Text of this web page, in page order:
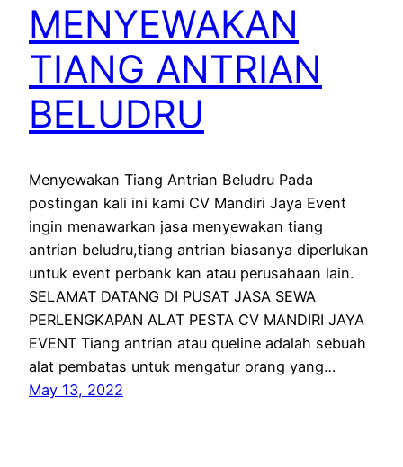
MENYEWAKAN
TIANG ANTRIAN
BELUDRU
Menyewakan Tiang Antrian Beludru Pada
postingan kali ini kami CV Mandiri Jaya Event
ingin menawarkan jasa menyewakan tiang
antrian beludru,tiang antrian biasanya diperlukan
untuk event perbank kan atau perusahaan lain.
SELAMAT DATANG DI PUSAT JASA SEWA
PERLENGKAPAN ALAT PESTA CV MANDIRI JAYA
EVENT Tiang antrian atau queline adalah sebuah
alat pembatas untuk mengatur orang yang…
May 13, 2022